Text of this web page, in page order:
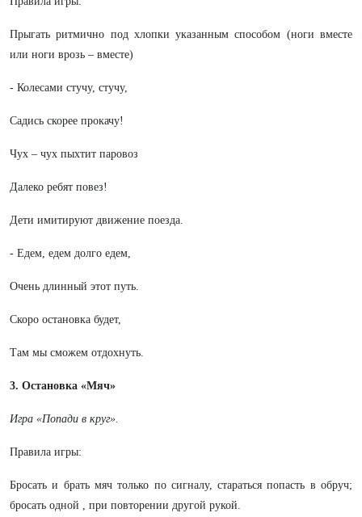
Прыгать ритмично под хлопки указанным способом (ноги вместе
или ноги врозь – вместе)
- Колесами стучу, стучу,
Садись скорее прокачу!
Чух – чух пыхтит паровоз
Далеко ребят повез!
Дети имитируют движение поезда.
- Едем, едем долго едем,
Очень длинный этот путь.
Скоро остановка будет,
Там мы сможем отдохнуть.
3. Остановка «Мяч»
Игра «Попади в круг».
Правила игры:
Бросать и брать мяч только по сигналу, стараться попасть в обруч;
бросать одной , при повторении другой рукой.